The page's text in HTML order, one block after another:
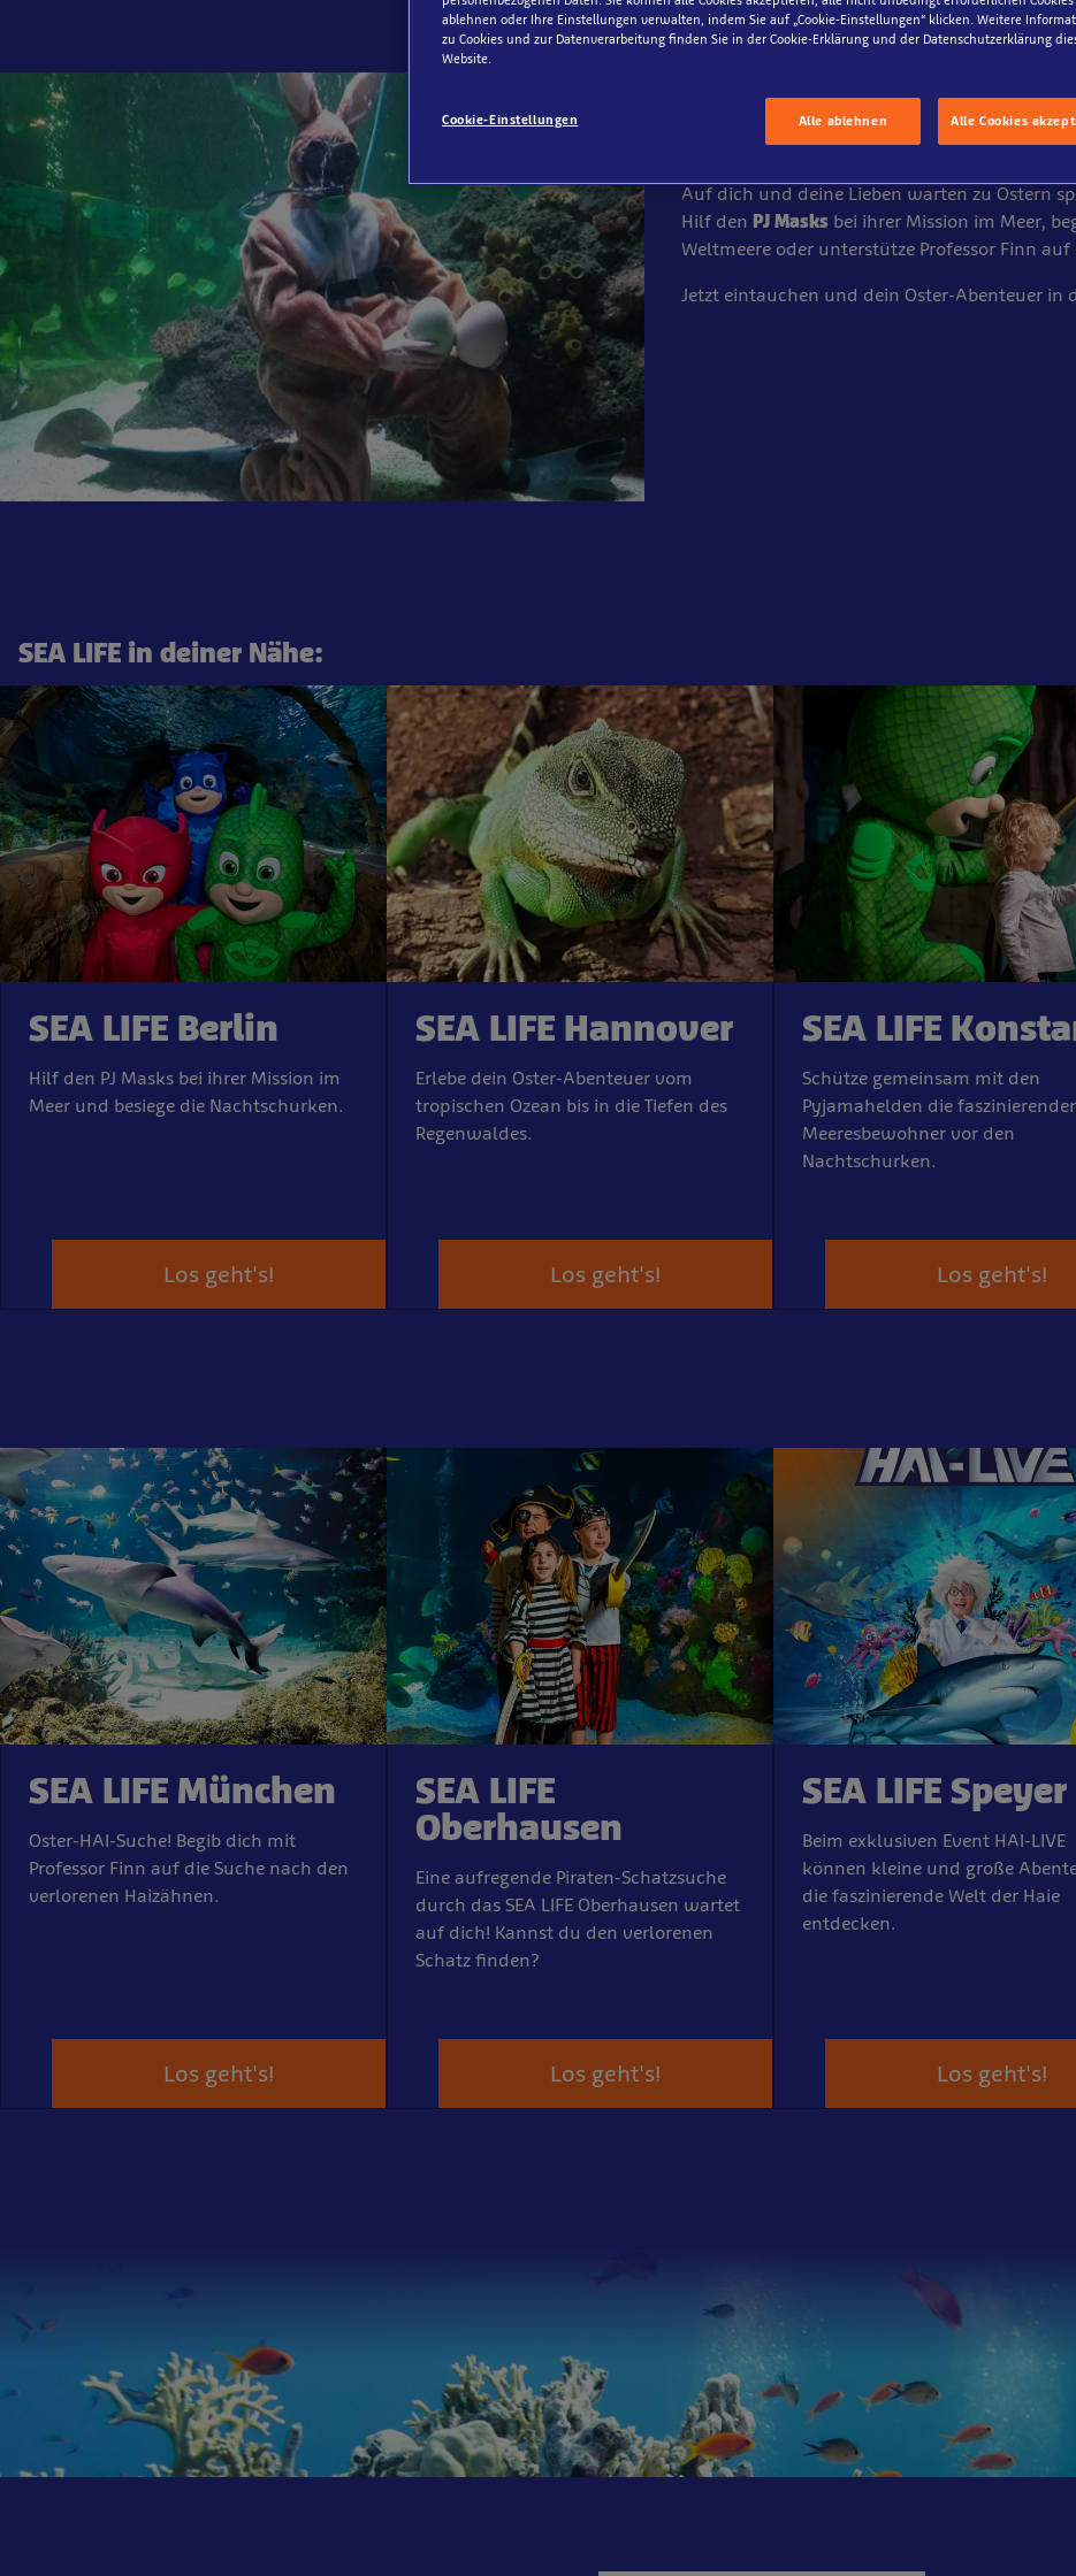
Deine Ostern im
Ostertage Unterwasser verbringen?
Auf dich und deine Lieben warten zu Ostern
Hilf den PJ Masks bei ihrer Mission im Meer,
Weltmeere oder unterstütze Professor Finn auf
Jetzt eintauchen und dein Oster-Abenteuer
SEA LIFE in deiner Nähe:
SEA LIFE Berlin
Hilf den PJ Masks bei ihrer Mission im
Meer und besiege die Nachtschurken.
Los geht's!
SEA LIFE Hannover
Erlebe dein Oster-Abenteuer vom
tropischen Ozean bis in die Tiefen des
Regenwaldes.
Los geht's!
SEA LIFE
Schütze gemeinsam mit den
Pyjamahelden die
Meeresbewohner vor den
Nachtschurken.
Los geht's!
SEA LIFE München
Oster-HAI-Suche! Begib dich mit
Professor Finn auf die Suche nach den
verlorenen Haizähnen.
Los geht's!
SEA LIFE
Oberhausen
Eine aufregende Piraten-Schatzsuche
durch das SEA LIFE Oberhausen wartet
auf dich! Kannst du den verlorenen
Schatz finden?
Los geht's!
SEA LIFE Speyer
Beim exklusiven Event HAI-LIVE
können kleine und große
die faszinierende Welt der Haie
entdecken.
Los geht's!
ablehnen oder Ihre Einstellungen verwalten, indem Sie auf „Cookie-Einstellungen“ klicken. Weitere
zu Cookies und zur Datenverarbeitung finden Sie in der Cookie-Erklärung und der Datenschutzerklärung
Website.
Cookie-Einstellungen Alle ablehnen Alle Cookies